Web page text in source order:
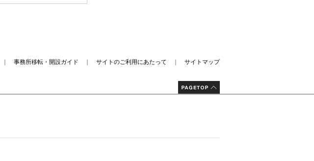
事務所移転・開設ガイド サイトのご利用にあたって サイトマップ